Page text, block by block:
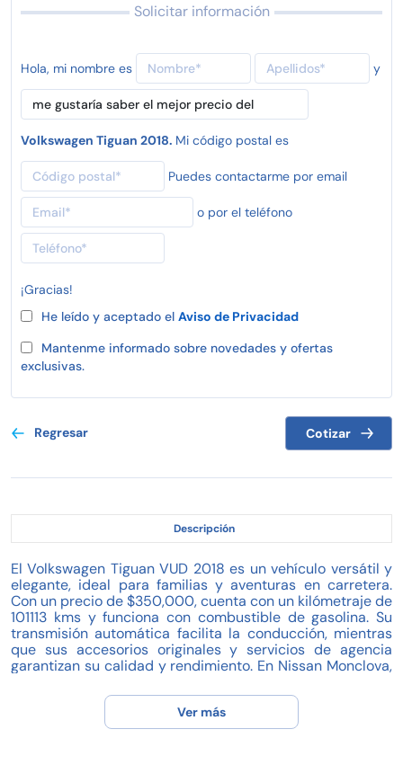
Solicitar información
Hola, mi nombre es y
Volkswagen Tiguan 2018. Mi código postal es
Puedes contactarme por email
o por el teléfono
¡Gracias!
He leído y aceptado el Aviso de Privacidad
Mantenme informado sobre novedades y ofertas
exclusivas.
Regresar Cotizar
Descripción
El Volkswagen Tiguan VUD 2018 es un vehículo versátil y
elegante, ideal para familias y aventuras en carretera.
Con un precio de $350,000, cuenta con un kilómetraje de
101113 kms y funciona con combustible de gasolina. Su
transmisión automática facilita la conducción, mientras
que sus accesorios originales y servicios de agencia
garantizan su calidad y rendimiento. En Nissan Monclova,
Tiguan en excelentes condiciones y listo para ser tu
Ver más